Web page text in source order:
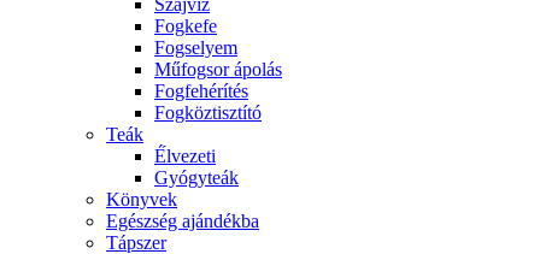
Szájvíz
Fogkefe
Fogselyem
Műfogsor ápolás
Fogfehérítés
Fogköztisztító
Teák
É́lvezeti
Gyógyteák
Könyvek
Egészség ajándékba
Tápszer